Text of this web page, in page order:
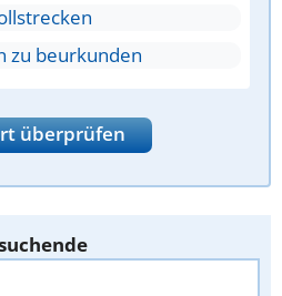
zu beurkunden
überprüfen